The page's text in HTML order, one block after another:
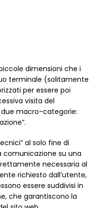
dimensioni che i
terminale (solitamente
per essere poi
visita del
macro-categorie:
al solo fine di
comunicazione su una
necessaria al
richiesto dall’utente,
essere suddivisi in
che garantiscono la